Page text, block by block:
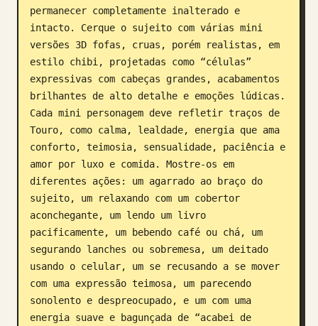
permanecer completamente inalterado e
intacto. Cerque o sujeito com várias mini
versões 3D fofas, cruas, porém realistas, em
estilo chibi, projetadas como “células”
expressivas com cabeças grandes, acabamentos
brilhantes de alto detalhe e emoções lúdicas.
Cada mini personagem deve refletir traços de
Touro, como calma, lealdade, energia que ama
conforto, teimosia, sensualidade, paciência e
amor por luxo e comida. Mostre-os em
diferentes ações: um agarrado ao braço do
sujeito, um relaxando com um cobertor
aconchegante, um lendo um livro
pacificamente, um bebendo café ou chá, um
segurando lanches ou sobremesa, um deitado
usando o celular, um se recusando a se mover
com uma expressão teimosa, um parecendo
sonolento e despreocupado, e um com uma
energia suave e bagunçada de “acabei de